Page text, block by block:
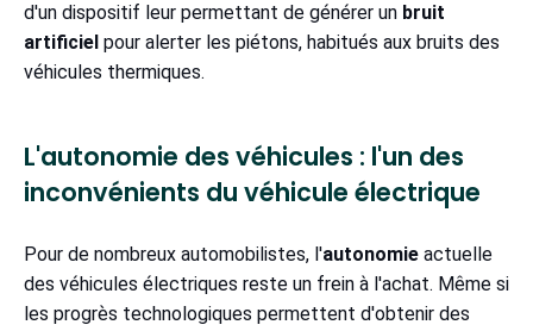
d'un dispositif leur permettant de générer un bruit
artificiel pour alerter les piétons, habitués aux bruits des
véhicules thermiques.
L'autonomie des véhicules : l'un des
inconvénients du véhicule électrique
Pour de nombreux automobilistes, l'autonomie actuelle
des véhicules électriques reste un frein à l'achat. Même si
les progrès technologiques permettent d'obtenir des